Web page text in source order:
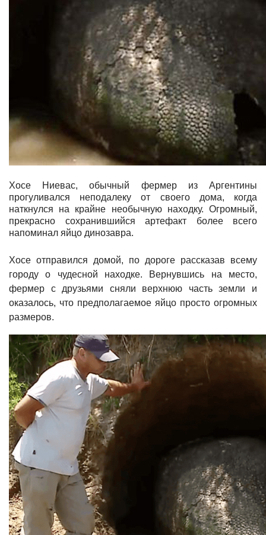
Хосе Ниевас, обычный фермер из Аргентины
прогуливался неподалеку от своего дома, когда
наткнулся на крайне необычную находку. Огромный,
прекрасно сохранившийся артефакт более всего
напоминал яйцо динозавра.
Хосе отправился домой, по дороге рассказав всему
городу о чудесной находке. Вернувшись на место,
фермер с друзьями сняли верхнюю часть земли и
оказалось, что предполагаемое яйцо просто огромных
размеров.